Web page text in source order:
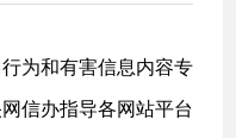
为和有害信息内容专
信办指导各网站平台